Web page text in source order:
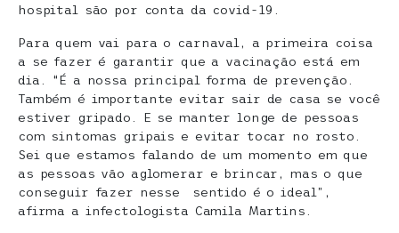
hospital são por conta da covid-19.
Para quem vai para o carnaval, a primeira coisa
a se fazer é garantir que a vacinação está em
dia. “É a nossa principal forma de prevenção.
Também é importante evitar sair de casa se você
estiver gripado. E se manter longe de pessoas
com sintomas gripais e evitar tocar no rosto.
Sei que estamos falando de um momento em que
as pessoas vão aglomerar e brincar, mas o que
conseguir fazer nesse sentido é o ideal”,
afirma a infectologista Camila Martins.